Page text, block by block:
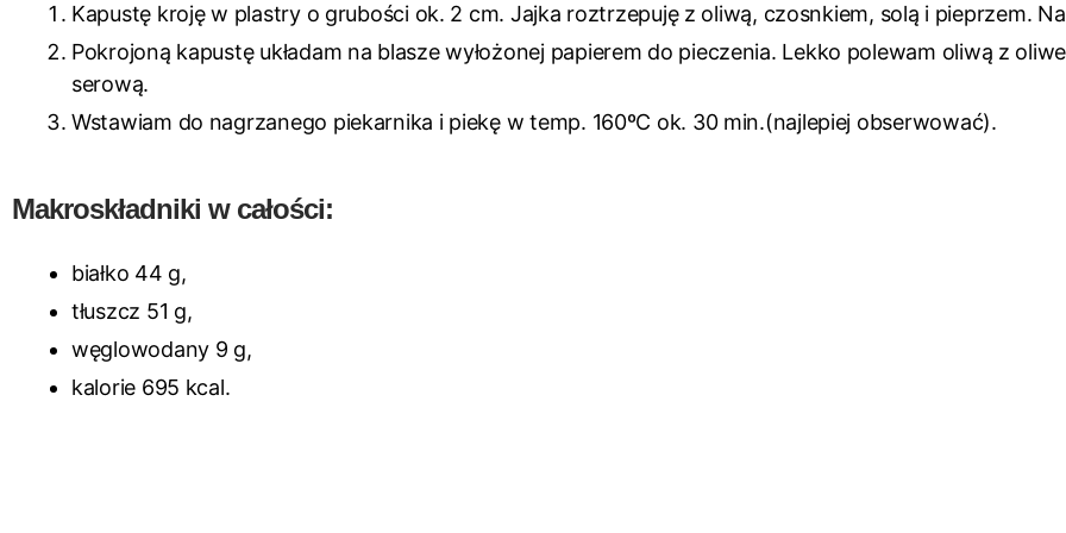
Kapustę kroję w plastry o grubości ok. 2 cm. Jajka roztrzepuję z oliwą, czosnkiem, solą i pieprzem.
Pokrojoną kapustę układam na blasze wyłożonej papierem do pieczenia. Lekko polewam oliwą z
serową.
Wstawiam do nagrzanego piekarnika i piekę w temp. 160ºC ok. 30 min.(najlepiej obserwować).
Makroskładniki w całości:
białko 44 g,
tłuszcz 51 g,
węglowodany 9 g,
kalorie 695 kcal.